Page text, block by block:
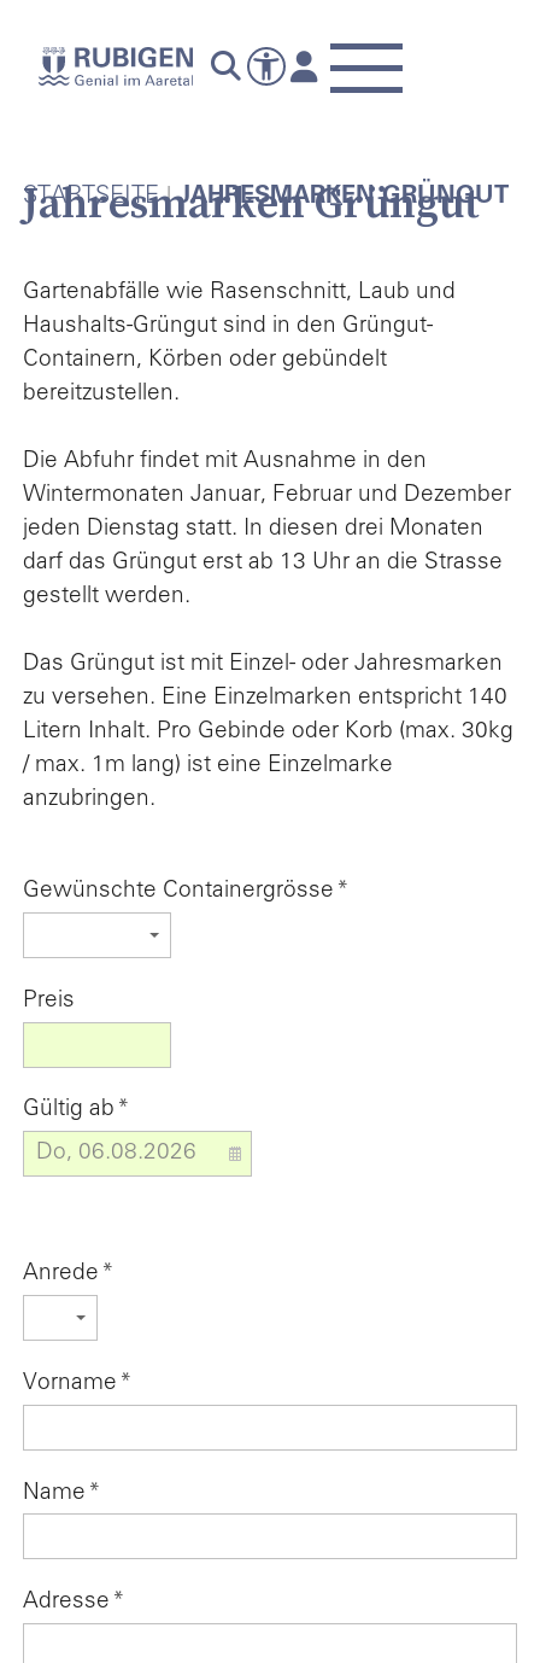
STARTSEITE JAHRESMARKEN GRÜNGUT
Jahresmarken Grüngut
Gartenabfälle wie Rasenschnitt, Laub und
Haushalts-Grüngut sind in den Grüngut-
Containern, Körben oder gebündelt
bereitzustellen.
Die Abfuhr findet mit Ausnahme in den
Wintermonaten Januar, Februar und Dezember
jeden Dienstag statt. In diesen drei Monaten
darf das Grüngut erst ab 13 Uhr an die Strasse
gestellt werden.
Das Grüngut ist mit Einzel- oder Jahresmarken
zu versehen. Eine Einzelmarken entspricht 140
Litern Inhalt. Pro Gebinde oder Korb (max. 30kg
/ max. 1m lang) ist eine Einzelmarke
anzubringen.
Gewünschte Containergrösse *
Preis
Gültig ab *
Anrede *
Vorname *
Name *
Adresse *